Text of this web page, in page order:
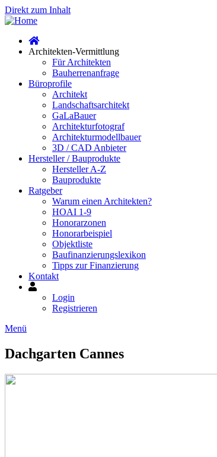
Direkt zum Inhalt
Architekten-Vermittlung
Für Architekten
Bauherrenanfrage
Büroprofile
Architekt
Landschaftsarchitekt
GaLaBauer
Architekturfotograf
Architekturmodellbauer
3D / CAD Anbieter
Hersteller / Bauprodukte
Hersteller A-Z
Bauprodukte
Ratgeber
Warum einen Architekten?
HOAI 1-9
Honorarzonen
Honorarbeispiel
Objektliste
Baufinanzierungslexikon
Tipps zur Finanzierung
Kontakt
Mein
KontoLogin
Registrieren
Menü
Dachgarten Cannes